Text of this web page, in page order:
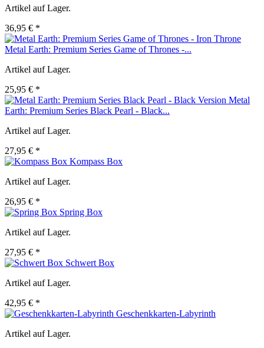
Artikel auf Lager.
36,95 € *
Metal Earth: Premium Series Game of Thrones -...
Artikel auf Lager.
25,95 € *
Metal
Earth: Premium Series Black Pearl - Black...
Artikel auf Lager.
27,95 € *
Kompass Box
Artikel auf Lager.
26,95 € *
Spring Box
Artikel auf Lager.
27,95 € *
Schwert Box
Artikel auf Lager.
42,95 € *
Geschenkkarten-Labyrinth
Artikel auf Lager.